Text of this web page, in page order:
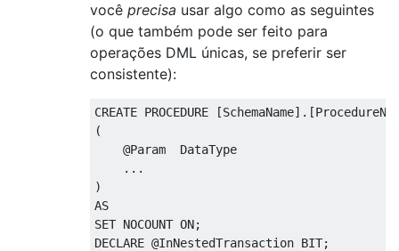
você precisa usar algo como as seguintes
(o que também pode ser feito para
operações DML únicas, se preferir ser
consistente):
CREATE PROCEDURE [SchemaName].[
(
@Param  DataType
...
)
AS
SET NOCOUNT ON;
DECLARE @InNestedTransaction BIT;